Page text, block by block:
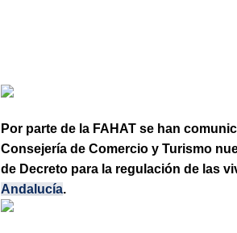
Por parte de la FAHAT se han
Consejería de Comercio y Turismo
de Decreto para la regulación de las
Andalucía.